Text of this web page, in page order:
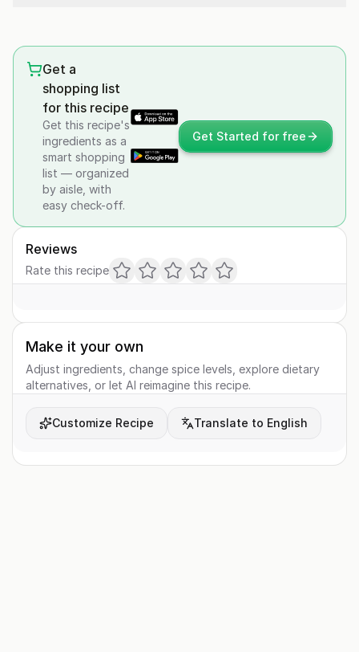
Get a
shopping list
for this recipe
Get this recipe's
ingredients as a
smart shopping
list — organized
by aisle, with
easy check-off.
Get Started for free
Reviews
Rate this recipe
Make it your own
Adjust ingredients, change spice levels, explore dietary
alternatives, or let AI reimagine this recipe.
Customize Recipe Translate to English